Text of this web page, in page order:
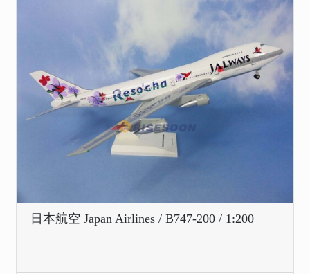
日本航空 Japan Airlines / B747-200 / 1:200